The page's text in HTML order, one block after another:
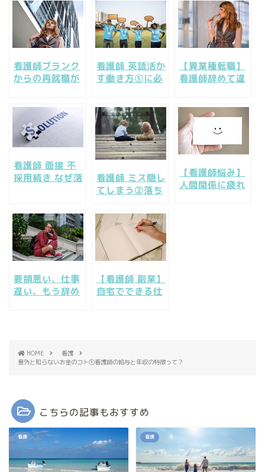
看護師ブランク
からの再就職が
看護師 英語活か
す働き方①に必
好機！
【異業種転職】
看護師辞めて違
てみたい
看護師 面接 不
採用続き なぜ落
看護師 ミス隠し
てしまう②落ち
の対処法
【看護師悩み】
人間関係に疲れ
要領悪い、仕事
遅い、もう辞め
【看護師 副業】
自宅でできる仕
HOME
看護
意外と知らないお金のコト①看護師の給与と年収の特徴って？
こちらの記事もおすすめ
看護 看護